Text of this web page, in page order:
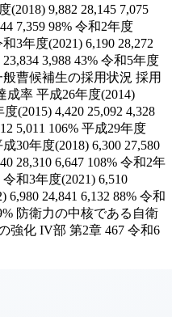
(2018) 9,882 28,145 7,075
7,359 98% 令和2年度
3年度(2021) 6,190 28,272
3,988 43% 令和5年度
般曹候補生の採用状況 採用
率 平成26年度(2014)
(2015) 4,420 25,092 4,328
5,011 106% 平成29年度
30年度(2018) 6,300 27,580
28,310 6,647 108% 令和2年
令和3年度(2021) 6,510
6,980 24,841 6,132 88% 令和
防衛力の中核である自衛
強化 IV部 第2章 467 令和6